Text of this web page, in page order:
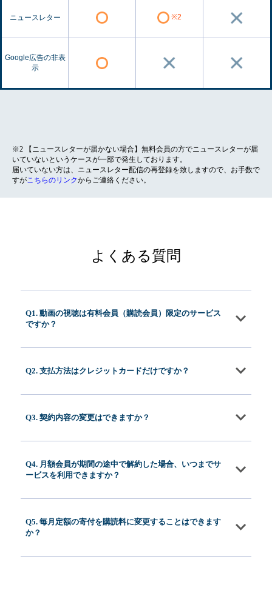
ニュースレター ※2
Google広告の非表
示
※2 【ニュースレターが届かない場合】無料会員の方でニュースレターが届
いていないというケースが一部で発生しております。
届いていない方は、ニュースレター配信の再登録を致しますので、お手数で
すがこちらのリンクからご連絡ください。
よくある質問
Q1. 動画の視聴は有料会員（購読会員）限定のサービス
ですか？
Q2. 支払方法はクレジットカードだけですか？
Q3. 契約内容の変更はできますか？
Q4. 月額会員が期間の途中で解約した場合、いつまでサ
ービスを利用できますか？
Q5. 毎月定額の寄付を購読料に変更することはできます
か？